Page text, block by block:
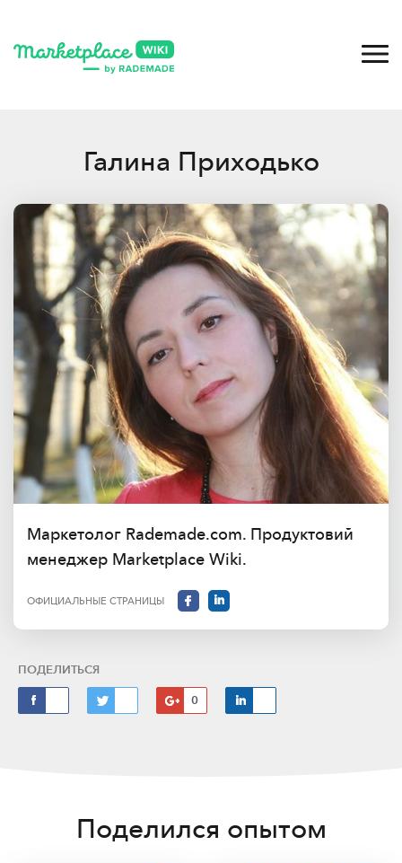
Галина Приходько
Маркетолог Rademade.com. Продуктовий
менеджер Marketplace Wiki.
ОФИЦИАЛЬНЫЕ СТРАНИЦЫ
ПОДЕЛИТЬСЯ
0
Поделился опытом